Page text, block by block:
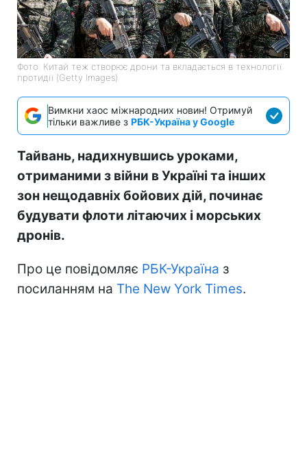
Фото: Китай теж створює дрони та вкладається в технології
протидії (Getty Images)
Вимкни хаос міжнародних новин! Отримуй
тільки важливе з РБК-Україна у Google
Тайвань, надихнувшись уроками,
отриманими з війни в Україні та інших
зон нещодавніх бойових дій, починає
будувати флоти літаючих і морських
дронів.
Про це повідомляє РБК-Україна з
посиланням на The New York Times.